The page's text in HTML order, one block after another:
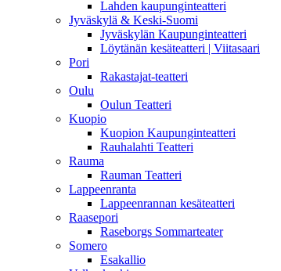
Lahden kaupunginteatteri
Jyväskylä & Keski-Suomi
Jyväskylän Kaupunginteatteri
Löytänän kesäteatteri | Viitasaari
Pori
Rakastajat-teatteri
Oulu
Oulun Teatteri
Kuopio
Kuopion Kaupunginteatteri
Rauhalahti Teatteri
Rauma
Rauman Teatteri
Lappeenranta
Lappeenrannan kesäteatteri
Raasepori
Raseborgs Sommarteater
Somero
Esakallio